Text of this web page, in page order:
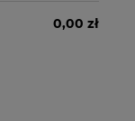
0,00 zł